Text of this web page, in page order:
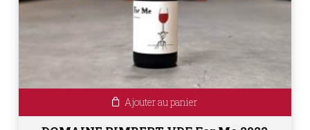
Ajouter au panier